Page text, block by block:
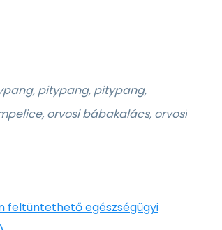
pitypang, pitypang,
orvosi bábakalács, orvosi
feltüntethető egészségügyi